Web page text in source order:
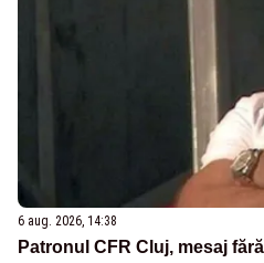
6 aug. 2026, 14:38
Patronul CFR Cluj, mesaj